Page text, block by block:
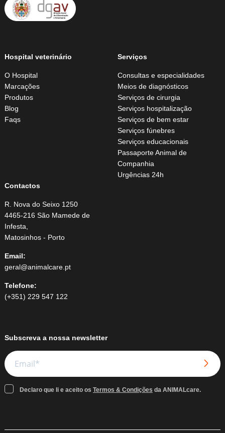
Hospital veterinário
O Hospital
Marcações
Produtos
Blog
Faqs
Serviços
Consultas e especialidades
Meios de diagnósticos
Serviços de cirurgia
Serviços hospitalização
Serviços de bem estar
Serviços fúnebres
Serviços educacionais
Passaporte Animal de
Companhia
Urgências 24h
Contactos
R. Nova do Seixo 1250
4465-216 São Mamede de
Infesta,
Matosinhos - Porto
Email:
geral@animalcare.pt
Telefone:
(+351) 229 547 122
Subscreva a nossa newsletter
Declaro que li e aceito os Termos & Condições da ANIMALcare.